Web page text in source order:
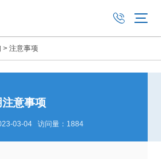
>注意事项
意事项
03-04 访问量：1884